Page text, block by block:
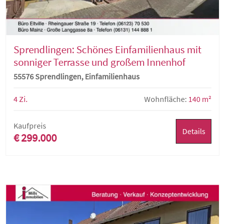
Sprendlingen: Schönes Einfamilienhaus mit
sonniger Terrasse und großem Innenhof
55576 Sprendlingen, Einfamilienhaus
4 Zi. Wohnfläche: 140 m²
Kaufpreis
€ 299.000 Details